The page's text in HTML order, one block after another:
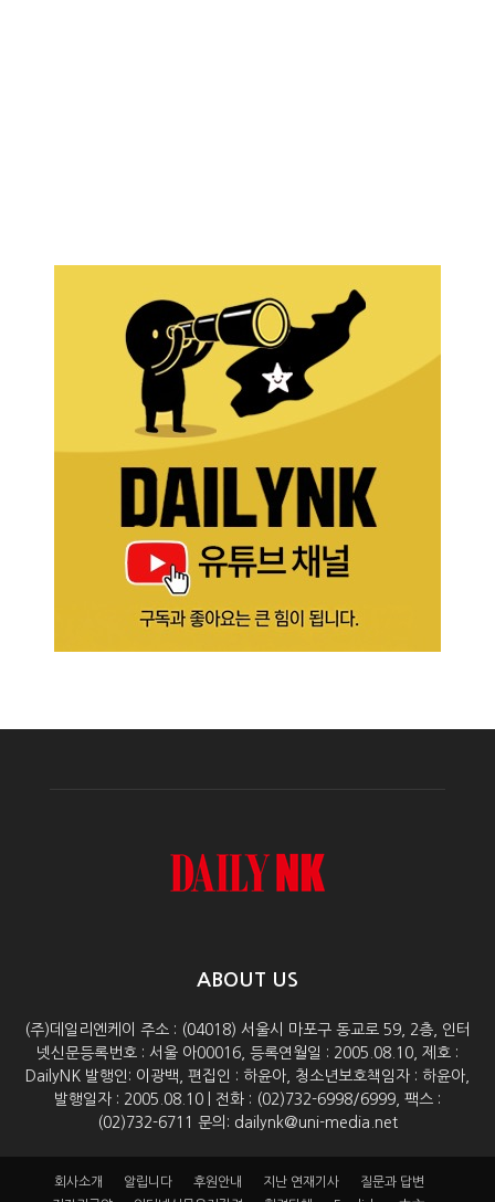
ABOUT US
(주)데일리엔케이 주소 : (04018) 서울시 마포구 동교로 59, 2층, 인터
넷신문등록번호 : 서울 아00016, 등록연월일 : 2005.08.10, 제호 :
DailyNK 발행인: 이광백, 편집인 : 하윤아, 청소년보호책임자 : 하윤아,
발행일자 : 2005.08.10 | 전화 : (02)732-6998/6999, 팩스 :
(02)732-6711 문의: dailynk@uni-media.net
회사소개 알립니다 후원안내 지난 연재기사
질문과 답변